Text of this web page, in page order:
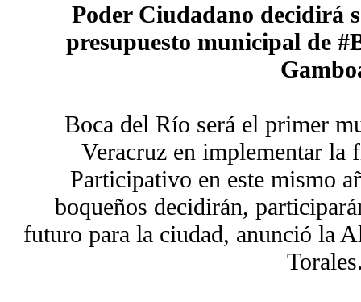
Poder Ciudadano decidirá
presupuesto municipal de
Boca del Río será el primer
Veracruz en implementar la
Participativo en este mismo
boqueños decidirán,
futuro para la ciudad, anunció la